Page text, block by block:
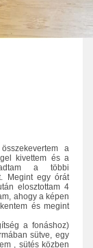
a
kivettem és a
a többi
Megint egy órát
elosztottam 4
ahogy a képen
és megint
a fonáshoz)
sütve, egy
, sütés közben